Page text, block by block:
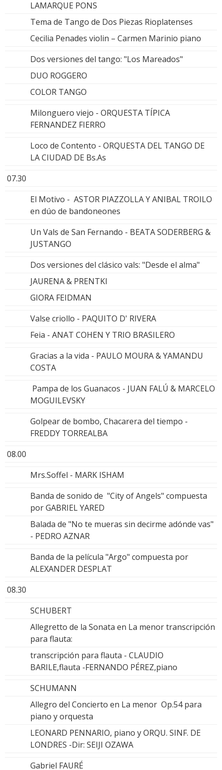
LAMARQUE PONS
Tema de Tango de Dos Piezas Rioplatenses
Cecilia Penades violin – Carmen Marinio piano
Dos versiones del tango: "Los Mareados"
DUO ROGGERO
COLOR TANGO
Milonguero viejo - ORQUESTA TÍPICA
FERNANDEZ FIERRO
Loco de Contento - ORQUESTA DEL TANGO DE
LA CIUDAD DE Bs.As
07.30
El Motivo - ASTOR PIAZZOLLA Y ANIBAL TROILO
en dúo de bandoneones
Un Vals de San Fernando - BEATA SODERBERG &
JUSTANGO
Dos versiones del clásico vals: "Desde el alma"
JAURENA & PRENTKI
GIORA FEIDMAN
Valse criollo - PAQUITO D' RIVERA
Feia - ANAT COHEN Y TRIO BRASILERO
Gracias a la vida - PAULO MOURA & YAMANDU
COSTA
Pampa de los Guanacos - JUAN FALÚ & MARCELO
MOGUILEVSKY
Golpear de bombo, Chacarera del tiempo -
FREDDY TORREALBA
08.00
Mrs.Soffel - MARK ISHAM
Banda de sonido de "City of Angels" compuesta
por GABRIEL YARED
Balada de "No te mueras sin decirme adónde vas"
- PEDRO AZNAR
Banda de la película "Argo" compuesta por
ALEXANDER DESPLAT
08.30
SCHUBERT
Allegretto de la Sonata en La menor transcripción
para flauta:
transcripción para flauta - CLAUDIO
BARILE,flauta -FERNANDO PÉREZ,piano
SCHUMANN
Allegro del Concierto en La menor Op.54 para
piano y orquesta
LEONARD PENNARIO, piano y ORQU. SINF. DE
LONDRES -Dir: SEIJI OZAWA
Gabriel FAURÉ